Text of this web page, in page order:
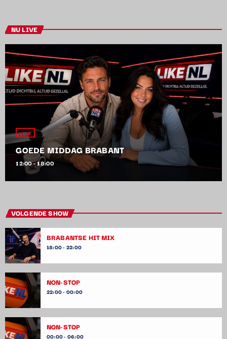
NU LIVE
LIVE
GOEDE MIDDAG BRABANT
12:00 - 18:00
VOLGENDE SHOW
BRABANTSE HIT MIX
18:00 - 22:00
NON-STOP
22:00 - 00:00
NON-STOP
00:00 - 06:00